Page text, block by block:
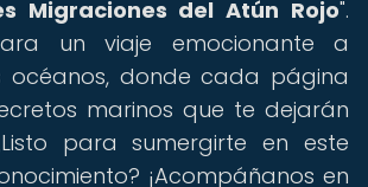
Migraciones del Atún Rojo".
un viaje emocionante a
océanos, donde cada página
marinos que te dejarán
para sumergirte en este
¡Acompáñanos en